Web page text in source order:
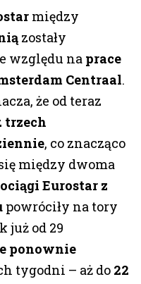
między
zostały
względu na prace
Centraal.
że od teraz
trzech
, co znacząco
między dwoma
Eurostar z
powróciły na tory
już od 29
ponownie
tygodni – aż do 22